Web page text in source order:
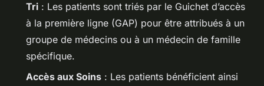
Tri : Les patients sont triés par le Guichet d’accès
à la première ligne (GAP) pour être attribués à un
groupe de médecins ou à un médecin de famille
spécifique.
Accès aux Soins : Les patients bénéficient ainsi